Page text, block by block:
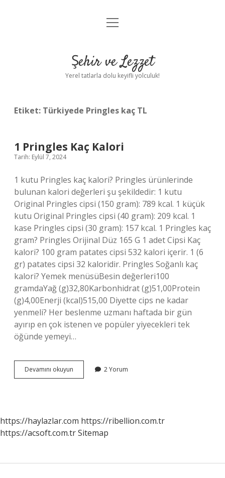
Anasayfa
Yasal Uyarı
menüyü
Şehir ve Lezzet
Yerel tatlarla dolu keyifli yolculuk!
Etiket: Türkiyede Pringles kaç TL
1 Pringles Kaç Kalori
Tarih: Eylül 7, 2024
1 kutu Pringles kaç kalori? Pringles ürünlerinde
bulunan kalori değerleri şu şekildedir: 1 kutu
Original Pringles cipsi (150 gram): 789 kcal. 1 küçük
kutu Original Pringles cipsi (40 gram): 209 kcal. 1
kase Pringles cipsi (30 gram): 157 kcal. 1 Pringles kaç
gram? Pringles Orijinal Düz 165 G 1 adet Cipsi Kaç
kalori? 100 gram patates cipsi 532 kalori içerir. 1 (6
gr) patates cipsi 32 kaloridir. Pringles Soğanlı kaç
kalori? Yemek menüsüBesin değerleri100
gramdaYağ (g)32,80Karbonhidrat (g)51,00Protein
(g)4,00Enerji (kcal)515,00 Diyette cips ne kadar
yenmeli? Her beslenme uzmanı haftada bir gün
ayırıp en çok istenen ve popüler yiyecekleri tek
öğünde yemeyi…
Devamını okuyun
Pringles
2 Yorum
https://haylazlar.com https://ribellion.com.tr
https://acsoft.com.trSitemap